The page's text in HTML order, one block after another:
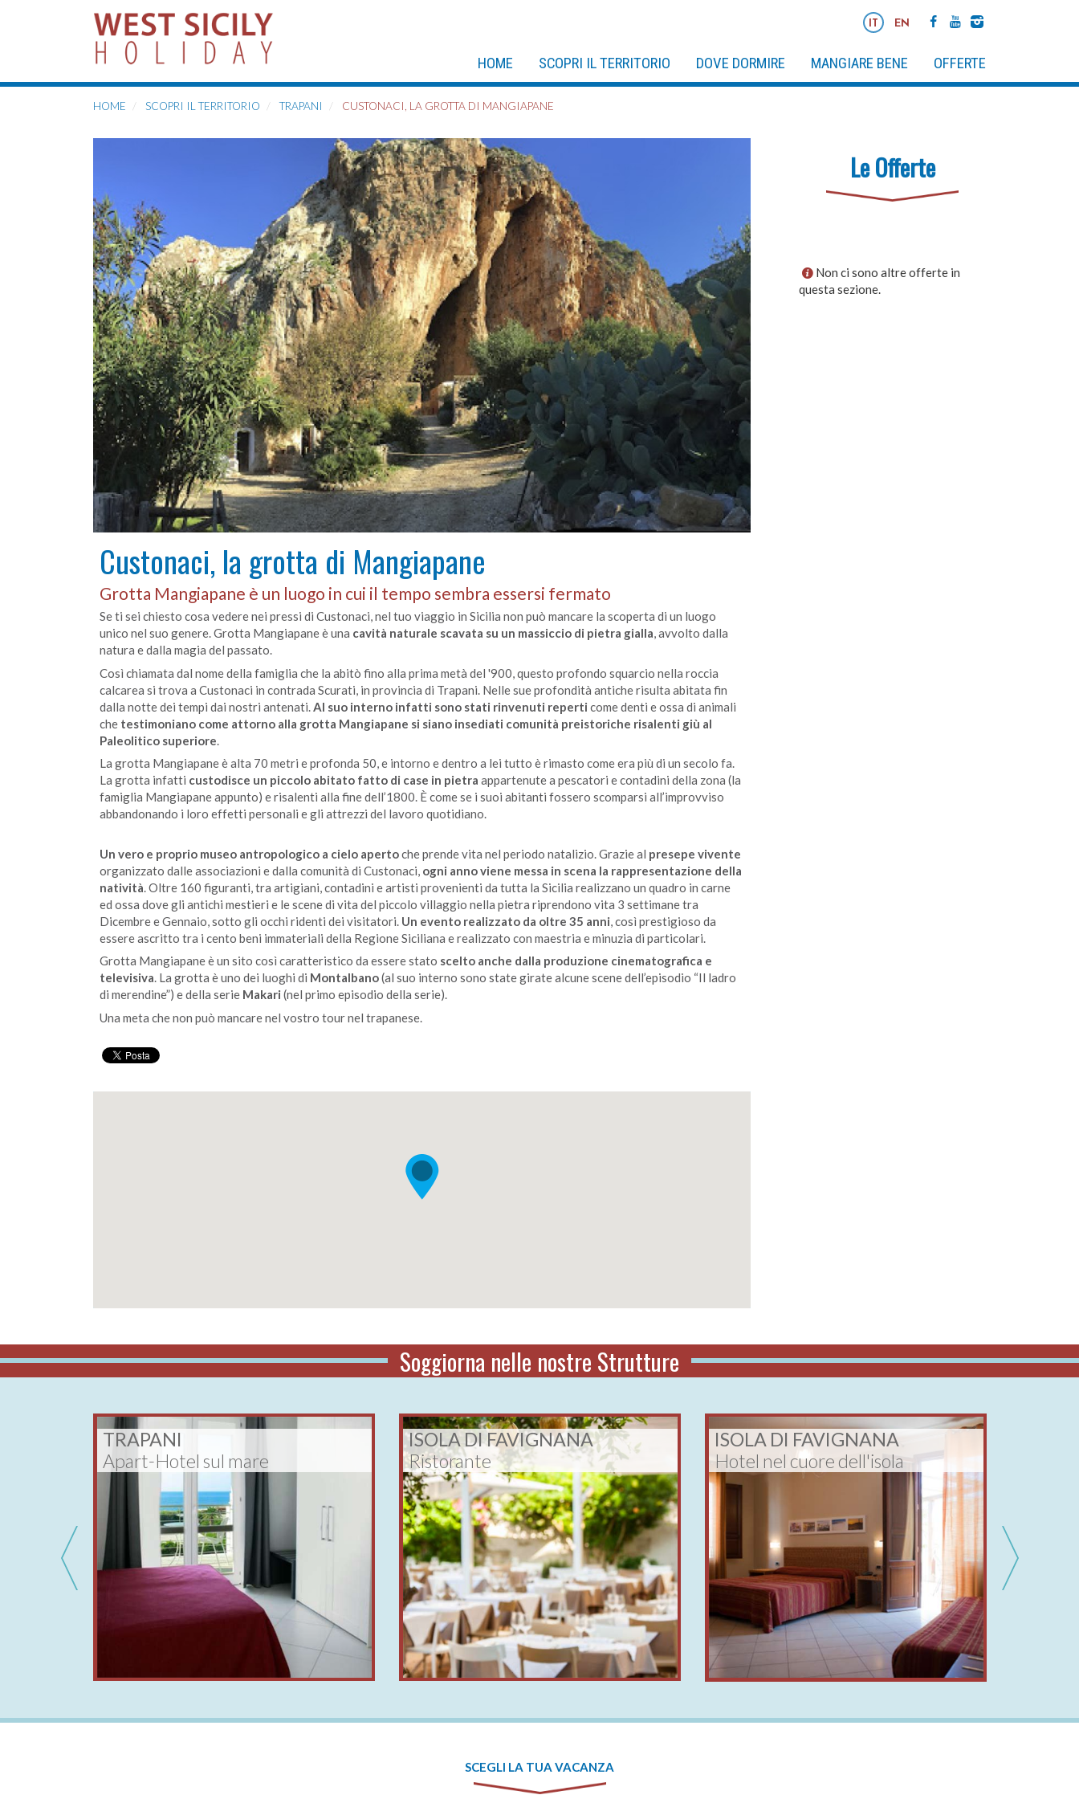
IT EN
HOME SCOPRI IL TERRITORIO DOVE DORMIRE MANGIARE BENE OFFERTE
HOME SCOPRI IL TERRITORIO TRAPANI CUSTONACI, LA GROTTA DI MANGIAPANE
Custonaci, la grotta di Mangiapane
Grotta Mangiapane è un luogo in cui il tempo sembra essersi fermato
Se ti sei chiesto cosa vedere nei pressi di Custonaci, nel tuo viaggio in Sicilia non può mancare la scoperta di un luogo
unico nel suo genere. Grotta Mangiapane è una cavità naturale scavata su un massiccio di pietra gialla, avvolto dalla
natura e dalla magia del passato.
Così chiamata dal nome della famiglia che la abitò fino alla prima metà del '900, questo profondo squarcio nella roccia
calcarea si trova a Custonaci in contrada Scurati, in provincia di Trapani. Nelle sue profondità antiche risulta abitata fin
dalla notte dei tempi dai nostri antenati.Al suo interno infatti sono stati rinvenuti reperti come denti e ossa di animali
che testimoniano come attorno alla grotta Mangiapane si siano insediati comunità preistoriche risalenti giù al
Paleolitico superiore.
La grotta Mangiapane è alta 70 metri e profonda 50, e intorno e dentro a lei tutto è rimasto come era più di un secolo fa.
La grotta infatti custodisce un piccolo abitato fatto di case in pietra appartenute a pescatori e contadini della zona (la
famiglia Mangiapane appunto) e risalenti alla fine dell’1800. È come se i suoi abitanti fossero scomparsi all’improvviso
abbandonando i loro effetti personali e gli attrezzi del lavoro quotidiano.
Un vero e proprio museo antropologico a cielo apertoche prende vita nel periodo natalizio. Grazie al presepe vivente
organizzato dalle associazioni e dalla comunità di Custonaci, ogni anno viene messa in scena la rappresentazione della
natività. Oltre 160 figuranti, tra artigiani, contadini e artisti provenienti da tutta la Sicilia realizzano un quadro in carne
ed ossa dove gli antichi mestieri e le scene di vita del piccolo villaggio nella pietra riprendono vita 3 settimane tra
Dicembre e Gennaio, sotto gli occhi ridenti dei visitatori. Un evento realizzato da oltre 35 anni, così prestigioso da
essere ascritto tra i cento beni immateriali della Regione Siciliana e realizzato con maestria e minuzia di particolari.
Grotta Mangiapane è un sito così caratteristico da essere stato scelto anche dalla produzione cinematografica e
televisiva. La grotta è uno dei luoghi di Montalbano(al suo interno sono state girate alcune scene dell’episodio “Il ladro
di merendine”) e della serie Makari (nel primo episodio della serie).
Una meta che non può mancare nel vostro tour nel trapanese.
Le Offerte
Non ci sono altre offerte in
questa sezione.
Soggiorna nelle nostre Strutture
TRAPANI
Apart-Hotel sul mare
ISOLA DI FAVIGNANA
Ristorante
ISOLA DI FAVIGNANA
Hotel nel cuore dell'isola
SCEGLI LA TUA VACANZA